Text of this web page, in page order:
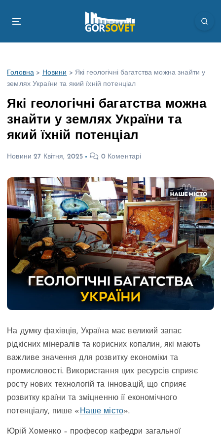
Головна > Новини > Які геологічні багатства можна знайти у
землях України та який їхній потенціал
Які геологічні багатства можна
знайти у землях України та
який їхній потенціал
Новини 27 Квітня, 2025 0 Коментарі
На думку фахівців, Україна має великий запас
рідкісних мінералів та корисних копалин, які мають
важливе значення для розвитку економіки та
промисловості. Використання цих ресурсів сприяє
росту нових технологій та інновацій, що сприяє
розвитку країни та зміцненню її економічного
потенціалу, пише « Наше місто».
Юрій Хоменко – професор кафедри загальної